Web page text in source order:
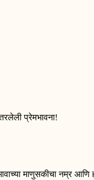
प्रेमभावना!
माणुसकीचा नम्र